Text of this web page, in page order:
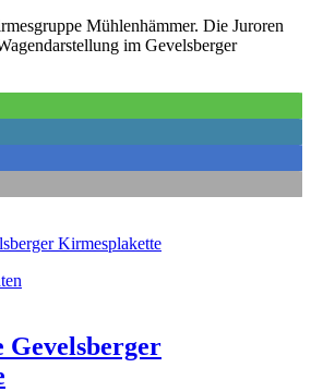
Mühlenhämmer. Die Juroren
im Gevelsberger
Gevelsberger